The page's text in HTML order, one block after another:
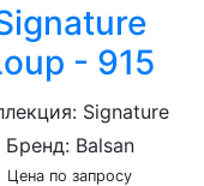
- 915
Signature
Бренд: Balsan
Цена по запросу